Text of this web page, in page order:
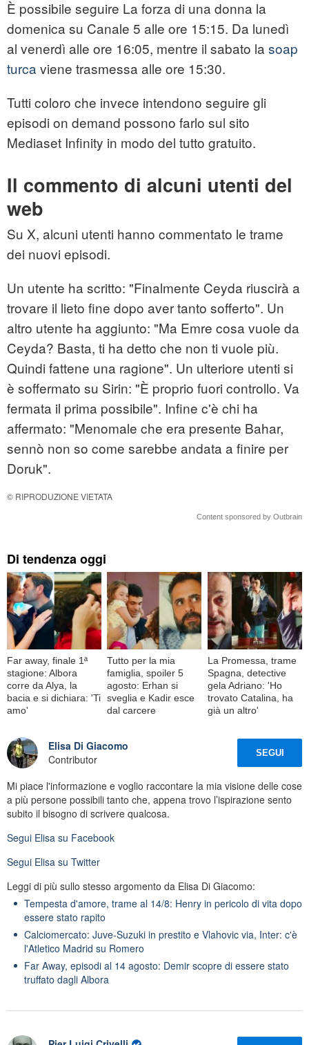
È possibile seguire La forza di una donna la
domenica su Canale 5 alle ore 15:15. Da lunedì
al venerdì alle ore 16:05, mentre il sabato la soap
turca viene trasmessa alle ore 15:30.
Tutti coloro che invece intendono seguire gli
episodi on demand possono farlo sul sito
Mediaset Infinity in modo del tutto gratuito.
Il commento di alcuni utenti del
web
Su X, alcuni utenti hanno commentato le trame
dei nuovi episodi.
Un utente ha scritto: "Finalmente Ceyda riuscirà a
trovare il lieto fine dopo aver tanto sofferto". Un
altro utente ha aggiunto: "Ma Emre cosa vuole da
Ceyda? Basta, ti ha detto che non ti vuole più.
Quindi fattene una ragione". Un ulteriore utenti si
è soffermato su Sirin: "È proprio fuori controllo. Va
fermata il prima possibile". Infine c'è chi ha
affermato: "Menomale che era presente Bahar,
sennò non so come sarebbe andata a finire per
Doruk".
© RIPRODUZIONE VIETATA
Content sponsored by Outbrain
Di tendenza oggi
Far away, finale 1ª
stagione: Albora
corre da Alya, la
bacia e si dichiara: 'Ti
amo'
Tutto per la mia
famiglia, spoiler 5
agosto: Erhan si
sveglia e Kadir esce
dal carcere
La Promessa, trame
Spagna, detective
gela Adriano: 'Ho
trovato Catalina, ha
già un altro'
Elisa Di Giacomo
Contributor
SEGUI
Mi piace l'informazione e voglio raccontare la mia visione delle cose
a più persone possibili tanto che, appena trovo l’ispirazione sento
subito il bisogno di scrivere qualcosa.
Segui Elisa su Facebook
Segui Elisa su Twitter
Leggi di più sullo stesso argomento da Elisa Di Giacomo:
Tempesta d'amore, trame al 14/8: Henry in pericolo di vita dopo
essere stato rapito
Calciomercato: Juve-Suzuki in prestito e Vlahovic via, Inter: c'è
l'Atletico Madrid su Romero
Far Away, episodi al 14 agosto: Demir scopre di essere stato
truffato dagli Albora